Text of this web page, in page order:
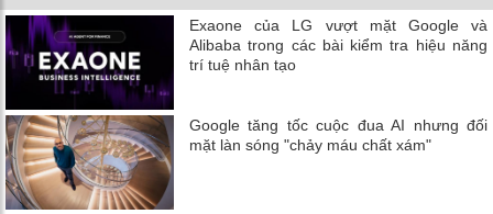
Exaone của LG vượt mặt Google và
Alibaba trong các bài kiểm tra hiệu năng
trí tuệ nhân tạo
Google tăng tốc cuộc đua AI nhưng đối
mặt làn sóng "chảy máu chất xám"